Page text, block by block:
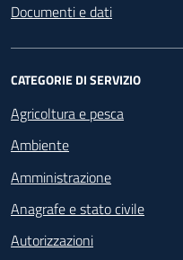
Documenti e dati
CATEGORIE DI SERVIZIO
Agricoltura e pesca
Ambiente
Amministrazione
Anagrafe e stato civile
Autorizzazioni